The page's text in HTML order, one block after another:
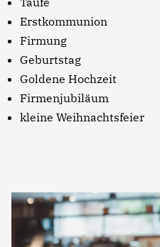
Erstkommunion
Firmung
Geburtstag
Goldene Hochzeit
Firmenjubiläum
kleine Weihnachtsfeier